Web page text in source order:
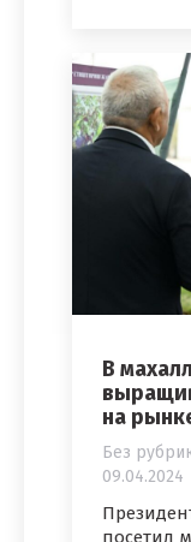
В
на
Без
09.04.2024
посетил